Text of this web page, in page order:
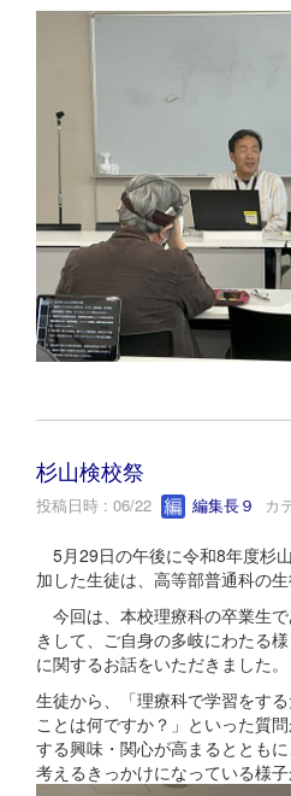
杉山検校祭
投稿日時 : 06/22 編集長９ カ
5月29日の午後に令和8年度杉
加した生徒は、高等部普通科の
今回は、本校理療科の卒業生
きして、ご自身の多岐にわたる
に関するお話をいただきました。
生徒から、「理療科で学習をす
ことは何ですか？」といった質
する興味・関心が高まるととも
考えるきっかけになっている様子